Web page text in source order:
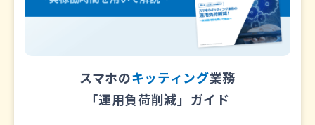
スマホのキッティング業務
「運用負荷削減」ガイド